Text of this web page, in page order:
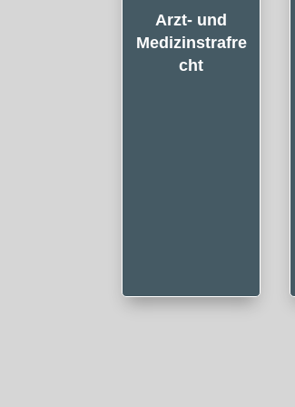
Arzt- und
Medizinstrafre
cht